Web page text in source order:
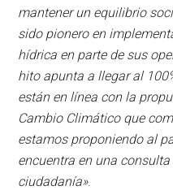
mantener un equilibrio
sido pionero en
hídrica en parte de sus
hito apunta a llegar al
están en línea con la
Cambio Climático que
estamos proponiendo al
encuentra en una
ciudadanía».